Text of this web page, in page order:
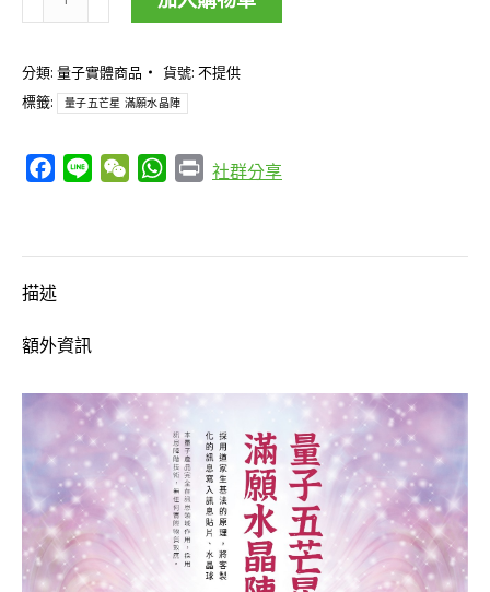
子
芒
星
願
陣」
數
分類: 量子實體商品 貨號: 不提供
標籤:
量子五芒星 滿願水晶陣
Facebook
Line WeChatWhatsApp
Print
社群分享
描述
額外資訊